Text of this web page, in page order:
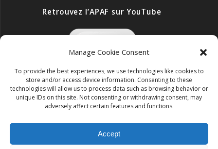
Manage Cookie Consent
To provide the best experiences, we use technologies like cookies to
store and/or access device information. Consenting to these
technologies will allow us to process data such as browsing behavior or
unique IDs on this site. Not consenting or withdrawing consent, may
adversely affect certain features and functions.
Accept
Retrouvez l’APAF sur YouTube
ONG APAF